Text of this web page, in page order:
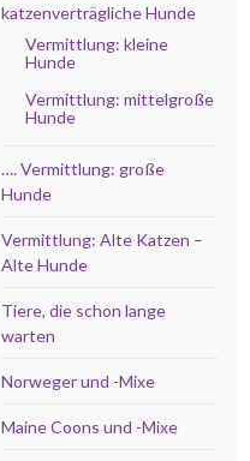
katzenverträgliche Hunde
Vermittlung: kleine
Hunde
Vermittlung: mittelgroße
Hunde
…. Vermittlung: große
Hunde
Vermittlung: Alte Katzen –
Alte Hunde
Tiere, die schon lange
warten
Norweger und -Mixe
Maine Coons und -Mixe